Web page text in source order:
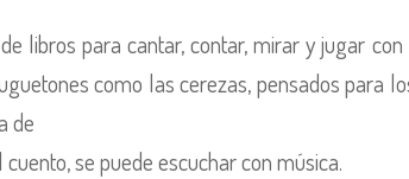
libros para cantar, contar, mirar y jugar
como las cerezas, pensados para
de
se puede escuchar con música.